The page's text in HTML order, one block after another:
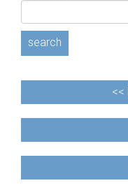
search
<<